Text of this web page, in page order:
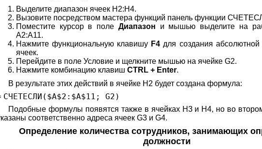
Выделите диапазон ячеек Н2:Н4.
Вызовите посредством мастера функций панель функции
Поместите курсор в поле Диапазон и мышью выделите на
А2:А11.
Нажмите функциональную клавишу F4 для создания
ячеек.
Перейдите в поле Условие и щелкните мышью на ячейке G2.
Нажмите комбинацию клавиш CTRL + Enter.
В результате этих действий в ячейке Н2 будет создана формула:
СЧЕТЕСЛИ($A$2 :$A$11 ; G2)
Подобные формулы появятся также в ячейках Н3 и Н4, но во
соответственно адреса ячеек G3 и G4.
Определение количества сотрудников, занимающих
должности